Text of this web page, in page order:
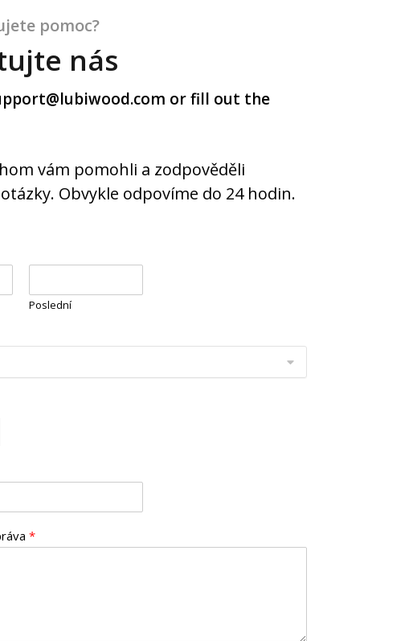
pomoc?
nás
or fill out the
vám pomohli a zodpověděli
Obvykle odpovíme do 24 hodin.
Poslední
*